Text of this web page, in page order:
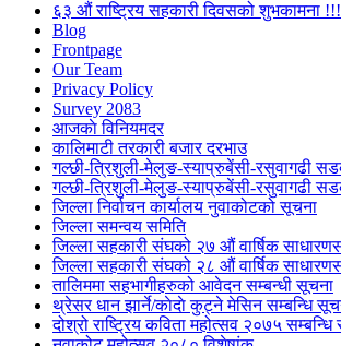
६३ औं राष्ट्रिय सहकारी दिवसको शुभकामना !!!
Blog
Frontpage
Our Team
Privacy Policy
Survey 2083
आजकाे विनियमदर
कालिमाटी तरकारी बजार दरभाउ
गल्छी-त्रिशुली-मेलुङ-स्याप्रुबेंसी-रसुवागढी
गल्छी-त्रिशुली-मेलुङ-स्याप्रुबेंसी-रसुवागढी
जिल्ला निर्वाचन कार्यालय नुवाकोटको सूचना
जिल्ला समन्वय समिति
जिल्ला सहकारी संघको २७ औं वार्षिक
जिल्ला सहकारी संघको २८ औं वार्षिक
तालिममा सहभागीहरुको आवेदन सम्बन्धी सूचना
थ्रेसर धान झार्ने/काेदाे कुट्ने मेसिन सम्बन्धि
दोश्रो राष्ट्रिय कविता महोत्सव २०७५